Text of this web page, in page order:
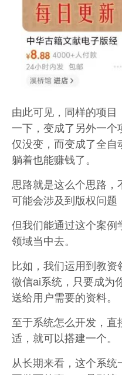
由此可见，同样的项
一下，变成了另外一
仅没变，而变成了全自
躺着也能赚钱了。
思路就是这么个思路
可能会涉及到版权问题
但我们能通过这个案
领域当中去。
比如，我们运用到教
微信ai系统，只要成为
送给用户需要的资料。
至于系统怎么开发，
适，就可以搭建一个。
从长期来看，这个系